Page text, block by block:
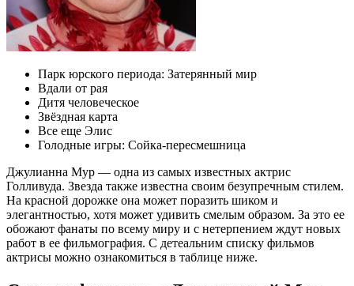
Парк юрского периода: Затерянный мир
Вдали от рая
Дитя человеческое
Звёздная карта
Все еще Элис
Голодные игры: Сойка-пересмешница
Джулианна Мур — одна из самых известных актрис
Голливуда. Звезда также известна своим безупречным стилем.
На красной дорожке она может поразить шиком и
элегантностью, хотя может удивить смелым образом. За это ее
обожают фанаты по всему миру и с нетерпением ждут новых
работ в ее фильмография. С детеальним списку фильмов
актрисы можно ознакомиться в таблице ниже.